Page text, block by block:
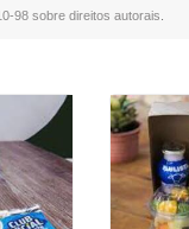
98 sobre direitos autorais